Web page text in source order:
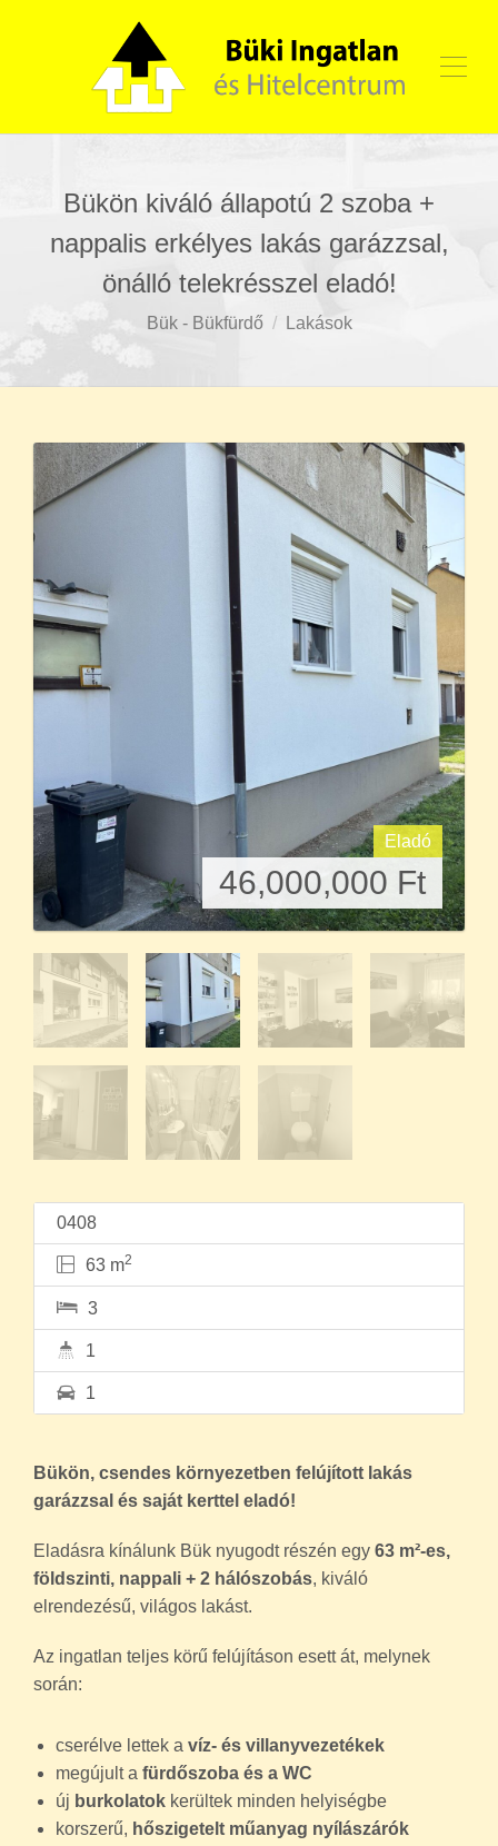
Bükön kiváló állapotú 2 szoba +
nappalis erkélyes lakás garázzsal,
önálló telekrésszel eladó!
Bük - Bükfürdő Lakások
Eladó
46,000,000 Ft
0408
63 m2
3
1
1
Bükön, csendes környezetben felújított lakás
garázzsal és saját kerttel eladó!
Eladásra kínálunk Bük nyugodt részén egy 63 m²-es,
földszinti, nappali + 2 hálószobás, kiváló
elrendezésű, világos lakást.
Az ingatlan teljes körű felújításon esett át, melynek
során:
cserélve lettek a víz- és villanyvezetékek
megújult a fürdőszoba és a WC
új burkolatok kerültek minden helyiségbe
korszerű, hőszigetelt műanyag nyílászárók